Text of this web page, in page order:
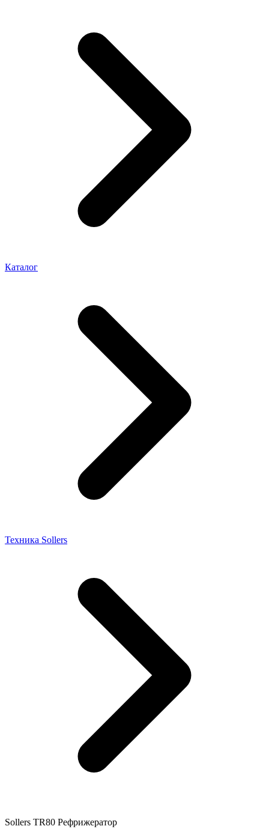
Каталог
Техника Sollers
Sollers TR80 Рефрижератор